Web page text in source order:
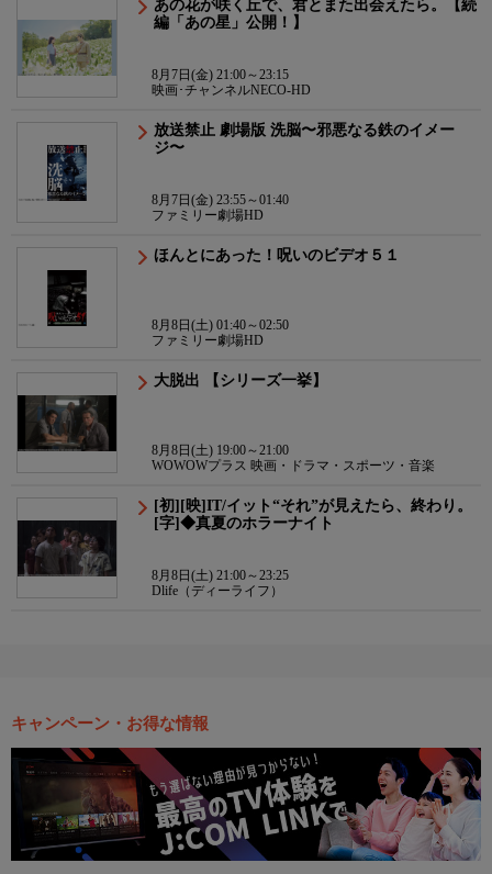
あの花が咲く丘で、君とまた出会えたら。【続
編「あの星」公開！】
8月7日(金) 21:00～23:15
映画･チャンネルNECO-HD
放送禁止 劇場版 洗脳〜邪悪なる鉄のイメー
ジ〜
8月7日(金) 23:55～01:40
ファミリー劇場HD
ほんとにあった！呪いのビデオ５１
8月8日(土) 01:40～02:50
ファミリー劇場HD
大脱出 【シリーズ一挙】
8月8日(土) 19:00～21:00
WOWOWプラス 映画・ドラマ・スポーツ・音楽
[初][映]IT/イット“それ”が見えたら、終わり。
[字]◆真夏のホラーナイト
8月8日(土) 21:00～23:25
Dlife（ディーライフ）
キャンペーン・お得な情報